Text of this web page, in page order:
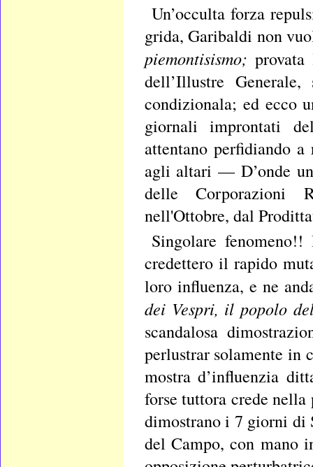
Un’occulta forza
grida, Garibaldi non
piemontisismo;
dell’Illustre Generale,
condizionala; ed ecco
giornali improntati
attentano perfidiando
agli altari — D’onde
delle Corporazioni
nell'Ottobre, dal
Singolare
credettero il rapido
loro influenza, e ne
dei Vespri, il popolo
scandalosa
perlustrar solamente in
mostra d’influenzia
forse tuttora crede
dimostrano i 7 giorni di
del Campo, con mano